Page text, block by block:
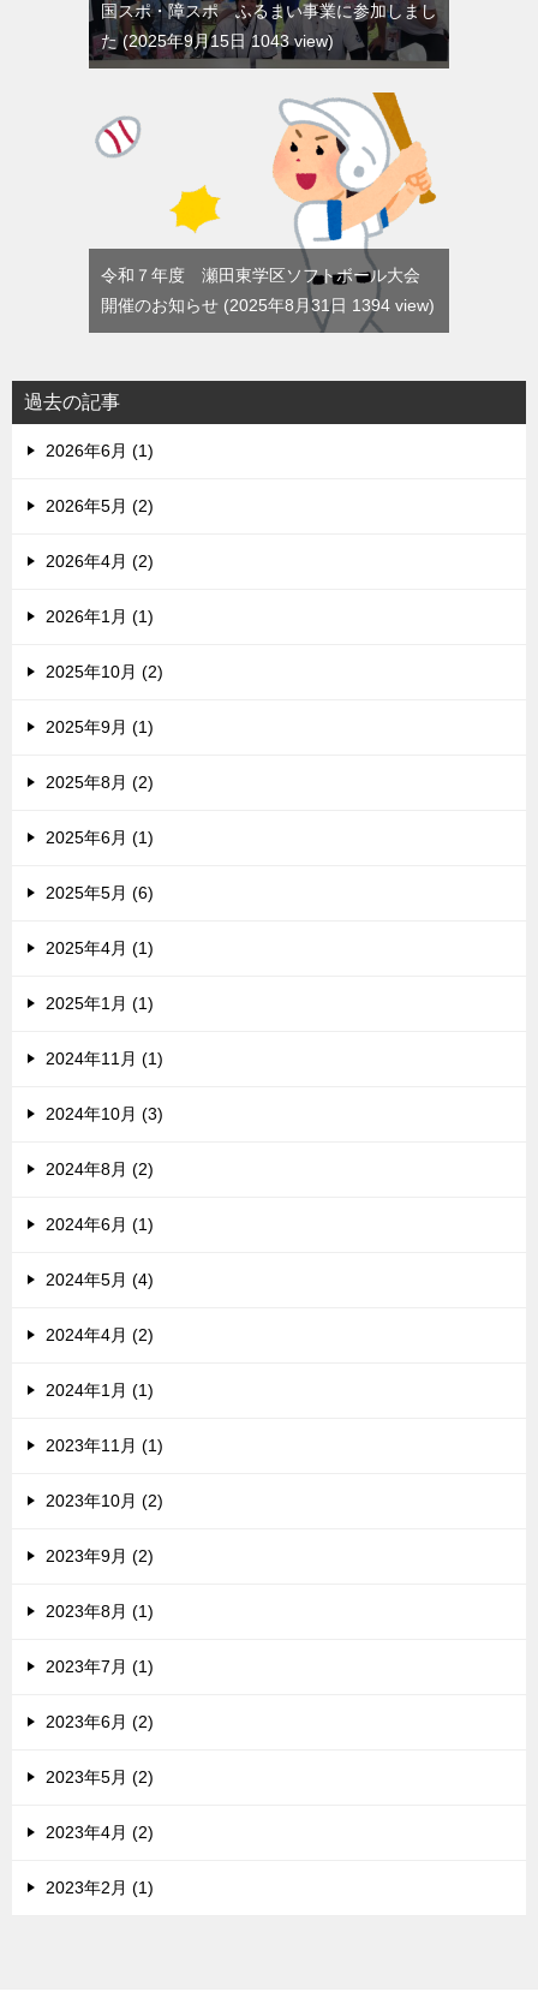
国スポ・障スポ ふるまい事業に参加しまし
た
2025年9月15日 1043 view
令和７年度 瀬田東学区ソフトボール大会
開催のお知らせ 2025年8月31日 1394 view
過去の記事
2026年6月 (1)
2026年5月 (2)
2026年4月 (2)
2026年1月 (1)
2025年10月 (2)
2025年9月 (1)
2025年8月 (2)
2025年6月 (1)
2025年5月 (6)
2025年4月 (1)
2025年1月 (1)
2024年11月 (1)
2024年10月 (3)
2024年8月 (2)
2024年6月 (1)
2024年5月 (4)
2024年4月 (2)
2024年1月 (1)
2023年11月 (1)
2023年10月 (2)
2023年9月 (2)
2023年8月 (1)
2023年7月 (1)
2023年6月 (2)
2023年5月 (2)
2023年4月 (2)
2023年2月 (1)